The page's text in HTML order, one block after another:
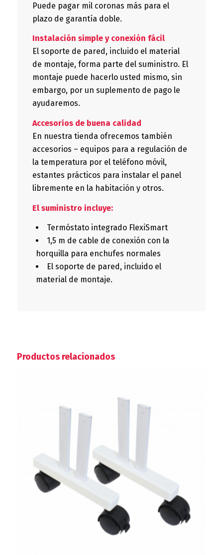
Puede pagar mil coronas más para el
plazo de garantía doble.
Instalación simple y conexión fácil
El soporte de pared, incluido el material
de montaje, forma parte del suministro. El
montaje puede hacerlo usted mismo, sin
embargo, por un suplemento de pago le
ayudaremos.
Accesorios de buena calidad
En nuestra tienda ofrecemos también
accesorios – equipos para a regulación de
la temperatura por el teléfono móvil,
estantes prácticos para instalar el panel
libremente en la habitación y otros.
El suministro incluye:
Termóstato integrado FlexiSmart
1,5 m de cable de conexión con la
horquilla para enchufes normales
El soporte de pared, incluido el
material de montaje.
Productos relacionados